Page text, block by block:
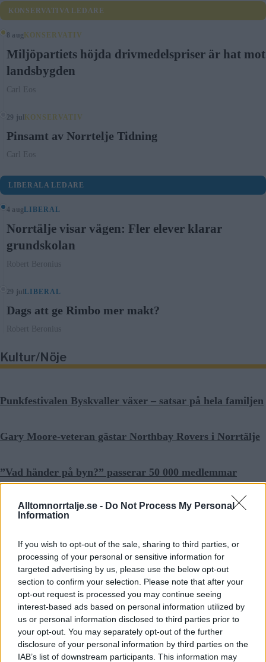
Alltomnorrtalje.se - Do Not Process My Personal
Information
If you wish to opt-out of the sale, sharing to third parties, or
processing of your personal or sensitive information for
targeted advertising by us, please use the below opt-out
section to confirm your selection. Please note that after your
opt-out request is processed you may continue seeing
interest-based ads based on personal information utilized by
us or personal information disclosed to third parties prior to
your opt-out. You may separately opt-out of the further
disclosure of your personal information by third parties on the
IAB’s list of downstream participants. This information may
KONSERVATIVA LEDARE
8 aug KONSERVATIV
Miljöpartiets höjda drivmedelspriser är hat mot
landsbygden
Carl Eos
29 jul KONSERVATIV
Pinsamt av Norrtelje Tidning
Carl Eos
LIBERALA LEDARE
4 aug LIBERAL
Norrtälje visar vägen: Fler elever klarar
grundskolan
Robert Beronius
29 julLIBERAL
Dags att ge Rimbo mer makt?
Robert Beronius
Kultur/Nöje
Punkfestivalen Byskvaller växer – satsar på hela familjen
Gary Moore-veteran gästar Northbay Rovers i Norrtälje
”Vad händer på byn?” passerar 50 000 medlemmar
Näringsliv
Så många är långtidsarbetslösa i Norrtälje
Bino Drummond gör comeback - tar plats i styrelse
Säkerhetslösningar i Norrtälje – allt fler
väljer inbrottslarm, kameraövervakning och